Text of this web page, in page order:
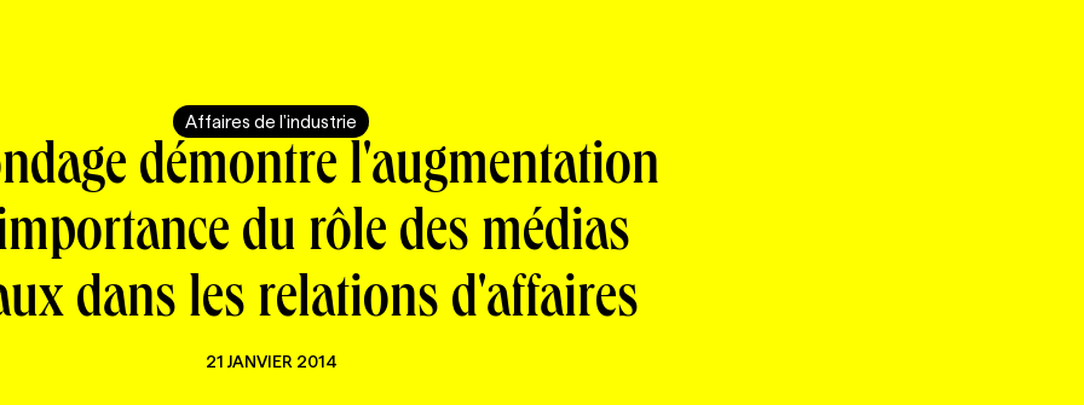
Affaires de l'industrie
démontre l'augmentation
du rôle des médias
dans les relations d'affaires
21 JANVIER 2014